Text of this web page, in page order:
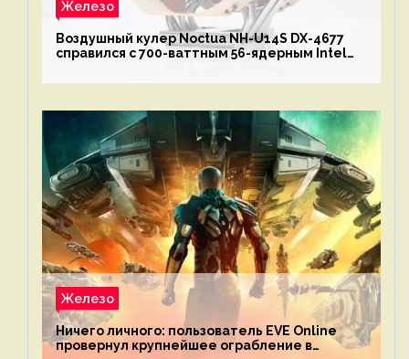
Железо
Воздушный кулер Noctua NH-U14S DX-4677
справился с 700-ваттным 56-ядерным Intel
Железо
Ничего личного: пользователь EVE Online
провернул крупнейшее ограбление в